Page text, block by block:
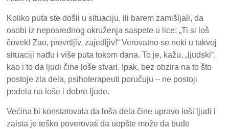
Koliko puta ste došli u situaciju, ili barem zamišljali, da
osobi iz neposrednog okruženja saspete u lice: „Ti si loš
čovek! Zao, prevrtljiv, zajedljiv!“ Verovatno se neki u takvoj
situaciji nađu i više puta tokom dana. To je, kažu, „ljudski“,
kao i to da ljudi čine loše stvari. Ipak, bez obzira na to što
postoje zla dela, psihoterapeuti poručuju – ne postoji
podela na loše i dobre ljude.
Većina bi konstatovala da loša dela čine upravo loši ljudi i
zaista je teško poverovati da uopšte može da bude